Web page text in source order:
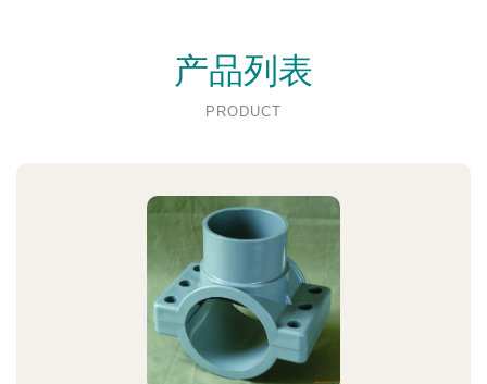
产品列表
PRODUCT